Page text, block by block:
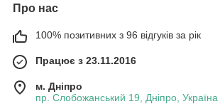
Про нас
100% позитивних з 96 відгуків за рік
Працює з 23.11.2016
м. Дніпро
пр. Слобожанський 19, Дніпро, Україна